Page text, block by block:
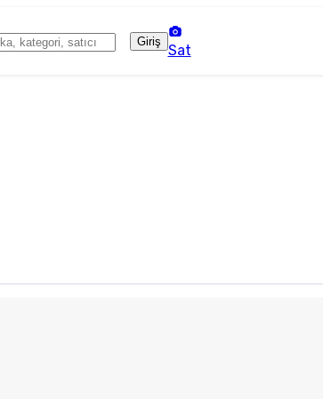
Giriş
Sat